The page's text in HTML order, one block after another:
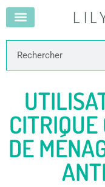
DE